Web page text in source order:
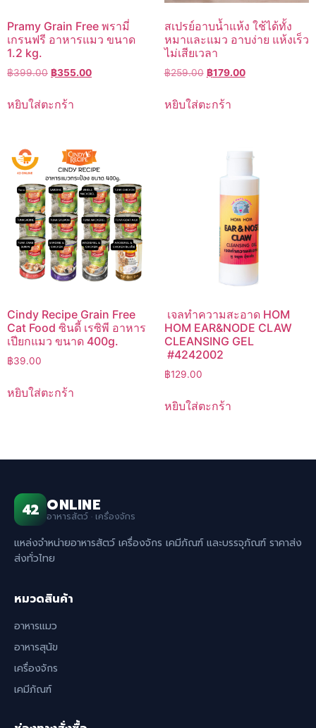
Pramy Grain Free พรามี่
เกรนฟรี อาหารแมว ขนาด
1.2 kg.
฿399.00 Original
was:
฿355.00Current
หยิบใส่ตะกร้า
สเปรย์อาบน้ำแห้ง ใช้ได้ทั้ง
หมาและแมว อาบง่าย แห้งเร็ว
ไม่เสียเวลา
฿259.00 Original
was:
฿179.00Current
หยิบใส่ตะกร้า
Cindy Recipe Grain Free
Cat Food ซินดี้ เรซิพี อาหาร
เปียกแมว ขนาด 400g.
฿39.00
หยิบใส่ตะกร้า
เจลทำความสะอาด HOM
HOM EAR&NODE CLAW
CLEANSING GEL
#4242002
฿129.00
หยิบใส่ตะกร้า
42 ONLINE
อาหารสัตว์ · เครื่องจักร
แหล่งจำหน่ายอาหารสัตว์ เครื่องจักร เคมีภัณฑ์ และบรรจุภัณฑ์ ราคาส่ง
ส่งทั่วไทย
หมวดสินค้า
อาหารแมว
อาหารสุนัข
เครื่องจักร
เคมีภัณฑ์